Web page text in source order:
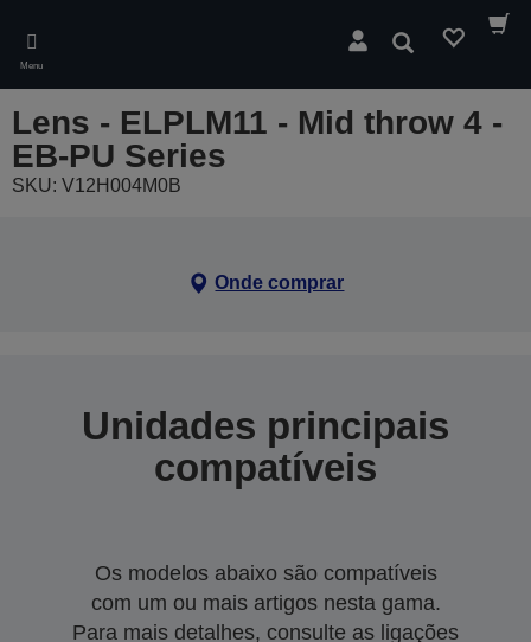
main
content
Menu
Pesquisar
Lens - ELPLM11 - Mid throw 4 -
EB-PU Series
SKU: V12H004M0B
Onde comprar
Unidades principais
compatíveis
Os modelos abaixo são compatíveis
com um ou mais artigos nesta gama.
Para mais detalhes, consulte as ligações